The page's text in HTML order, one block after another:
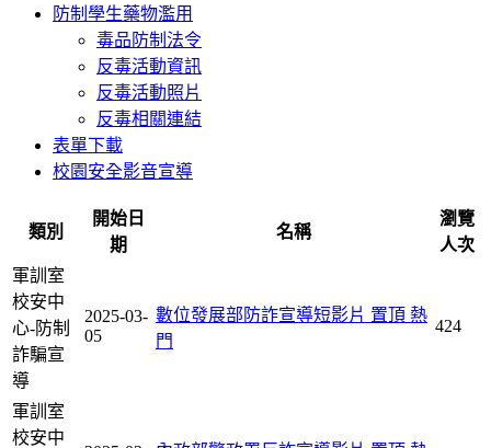
防制學生藥物濫用
毒品防制法令
反毒活動資訊
反毒活動照片
反毒相關連結
表單下載
校園安全影音宣導
類別
開始日
期
名稱
瀏覽
人次
軍訓室
校安中
心-防制
詐騙宣
導
2025-03-
05
數位發展部防詐宣導短影片 置頂 熱
門
424
軍訓室
校安中